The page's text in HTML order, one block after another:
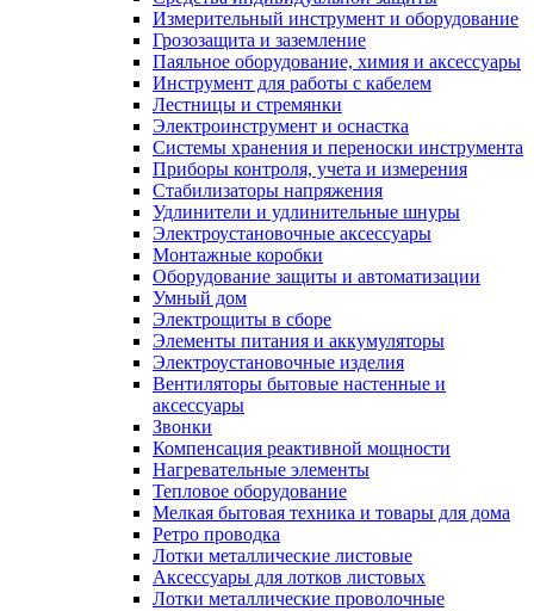
Измерительный инструмент и оборудование
Грозозащита и заземление
Паяльное оборудование, химия и аксессуары
Инструмент для работы с кабелем
Лестницы и стремянки
Электроинструмент и оснастка
Системы хранения и переноски инструмента
Приборы контроля, учета и измерения
Стабилизаторы напряжения
Удлинители и удлинительные шнуры
Электроустановочные аксессуары
Монтажные коробки
Оборудование защиты и автоматизации
Умный дом
Электрощиты в сборе
Элементы питания и аккумуляторы
Электроустановочные изделия
Вентиляторы бытовые настенные и
аксессуары
Звонки
Компенсация реактивной мощности
Нагревательные элементы
Тепловое оборудование
Мелкая бытовая техника и товары для дома
Ретро проводка
Лотки металлические листовые
Аксессуары для лотков листовых
Лотки металлические проволочные